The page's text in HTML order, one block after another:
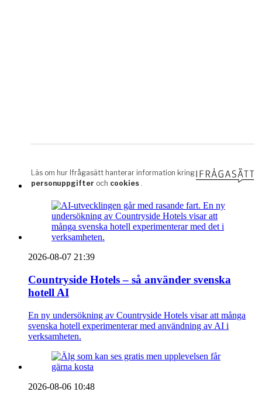
2026-08-07 21:39
Countryside Hotels – så använder svenska
hotell AI
En ny undersökning av Countryside Hotels visar att många
svenska hotell experimenterar med användning av AI i
verksamheten.
2026-08-06 10:48